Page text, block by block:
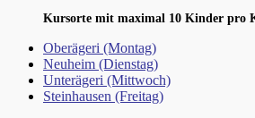
Kursorte mit maximal 10 Kinder pro
Oberägeri (Montag)
Neuheim (Dienstag)
Unterägeri (Mittwoch)
Steinhausen (Freitag)